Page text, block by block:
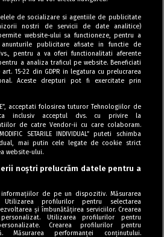
Tag index
Program Antena 1
de cookies
de confidențialitate
de socializare si agentiile de publicitate
nostri de servicii de date analitice)
website-ului sa functioneze, pentru a
publicitare afisate in functie de
pentru a va oferi functionalitati aferente
a analiza traficul pe website. Beneficiati
15-22 din GDPR in legatura cu prelucrarea
Aceste drepturi pot fi exercitate prin
acceptati folosirea tuturor Tehnologiilor de
inclusiv acceptul dvs. cu privire la
de catre Vendor-ii cu care colaboram.
SETARILE INDIVIDUAL” puteti schimba
mai putin cele legate de cookie strict
website-ului.
noștri prelucrăm datele pentru a
informațiilor de pe un dispozitiv. Măsurarea
Utilizarea profilurilor pentru selectarea
și îmbunătățirea serviciilor. Crearea
Utilizarea profilurilor pentru
Crearea profilurilor pentru
Măsurarea performanței conținutului.